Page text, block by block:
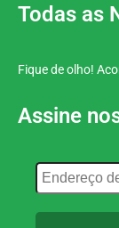
Todas as
Fique de olho!
Assine